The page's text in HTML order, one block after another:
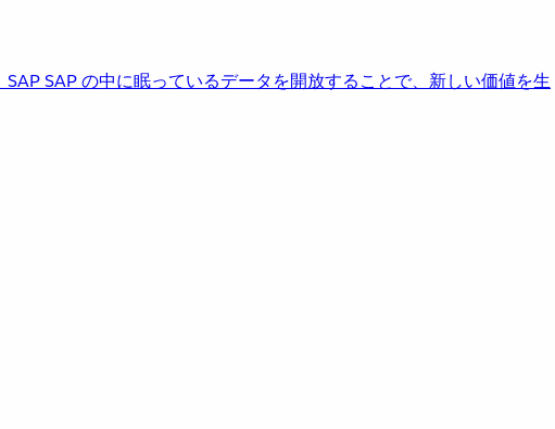
SAPSAP の中に眠っているデータを開放することで、新しい価値を生